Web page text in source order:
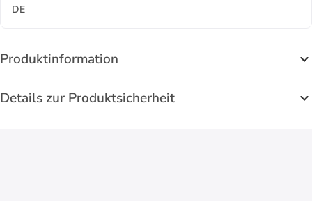
DE
Produktinformation
Details zur Produktsicherheit